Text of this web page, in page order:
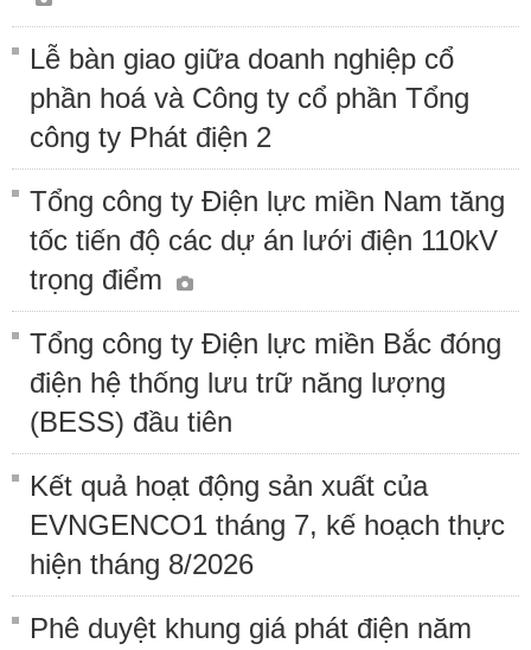
Lễ bàn giao giữa doanh nghiệp cổ
phần hoá và Công ty cổ phần Tổng
công ty Phát điện 2
Tổng công ty Điện lực miền Nam tăng
tốc tiến độ các dự án lưới điện 110kV
trọng điểm
Tổng công ty Điện lực miền Bắc đóng
điện hệ thống lưu trữ năng lượng
(BESS) đầu tiên
Kết quả hoạt động sản xuất của
EVNGENCO1 tháng 7, kế hoạch thực
hiện tháng 8/2026
Phê duyệt khung giá phát điện năm